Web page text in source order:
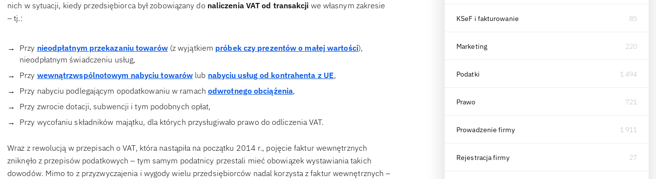
nich w sytuacji, kiedy przedsiębiorca był zobowiązany do naliczenia VAT od transakcji we własnym zakresie
– tj.:
Przy nieodpłatnym przekazaniu towarów(z wyjątkiem próbek czy prezentów o małej wartości),
nieodpłatnym świadczeniu usług,
Przy wewnątrzwspólnotowym nabyciu towarów lub nabyciu usług od kontrahenta z UE,
Przy nabyciu podlegającym opodatkowaniu w ramach odwrotnego obciążenia,
Przy zwrocie dotacji, subwencji i tym podobnych opłat,
Przy wycofaniu składników majątku, dla których przysługiwało prawo do odliczenia VAT.
Wraz z rewolucją w przepisach o VAT, która nastąpiła na początku 2014 r., pojęcie faktur wewnętrznych
zniknęło z przepisów podatkowych – tym samym podatnicy przestali mieć obowiązek wystawiania takich
dowodów. Mimo to z przyzwyczajenia i wygody wielu przedsiębiorców nadal korzysta z faktur wewnętrznych –
KSeF i fakturowanie 85
Marketing 220
Podatki 1 494
Prawo 721
Prowadzenie firmy 1 911
Rejestracja firmy 27